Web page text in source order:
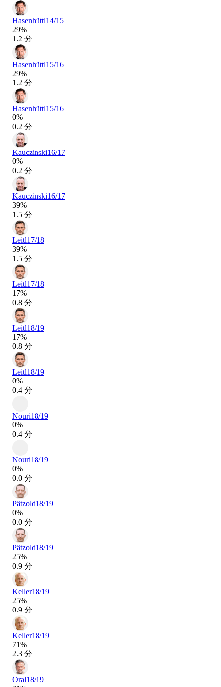
Hasenhüttl14/15
29%
1.2 分
Hasenhüttl15/16
29%
1.2 分
Hasenhüttl15/16
0%
0.2 分
Kauczinski16/17
0%
0.2 分
Kauczinski16/17
39%
1.5 分
Leitl17/18
39%
1.5 分
Leitl17/18
17%
0.8 分
Leitl18/19
17%
0.8 分
Leitl18/19
0%
0.4 分
Nouri18/19
0%
0.4 分
Nouri18/19
0%
0.0 分
Pätzold18/19
0%
0.0 分
Pätzold18/19
25%
0.9 分
Keller18/19
25%
0.9 分
Keller18/19
71%
2.3 分
Oral18/19